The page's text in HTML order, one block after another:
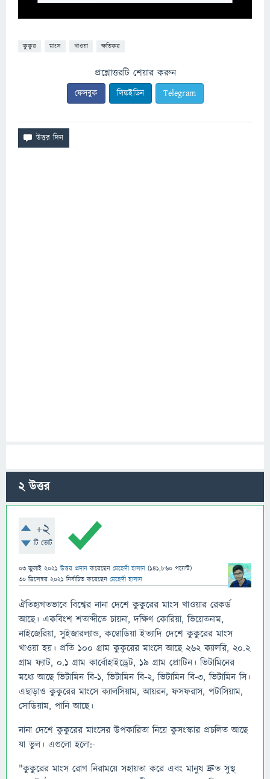
কুকুর মাংস খাওয়া ক্ষতিকর
প্রশ্নোত্তরটি শেয়ার করুন
ফেসবুক লিঙ্কইডিন Telegram
2উত্তর
+2
টি ভোট
03 জুলাই 2021 উত্তর প্রদান করেছেন মেহেদী হাসান (141,860 পয়েন্ট)
30 ডিসেম্বর 2021 নির্বাচিত করেছেন মেহেদী হাসান
ঐতিহ্যগতভাবে বিশ্বের নানা দেশে কুকুরের মাংস খাওয়ার রেকর্ড
আছে। একবিংশ শতাব্দীতে চায়না, দক্ষিণ কোরিয়া, ভিয়েতনাম,
নাইজেরিয়া, সুইজারল্যান্ড, কম্বোডিয়া ইত্যাদি দেশে কুকুরের মাংস
খাওয়া হয়। প্রতি ১০০ গ্রাম কুকুরের মাংসে আছে ২৬২ ক্যালরি, ২০.২
গ্রাম ফ্যাট, ০.১ গ্রাম কার্বোহাইড্রেট, ১৯ গ্রাম প্রোটিন। ভিটামিনের
মধ্যে আছে ভিটামিন বি-১, ভিটামিন বি-২, ভিটামিন বি-৩, ভিটামিন সি।
এছাড়াও কুকুরের মাংসে ক্যালসিয়াম, আয়রন, ফসফরাস, পটাসিয়াম,
সোডিয়াম, পানি আছে।
নানা দেশে কুকুরের মাংসের উপকারিতা নিয়ে কুসংস্কার প্রচলিত আছে
যা ভুল। এগুলো হলো:-
"কুকুরের মাংস রোগ নিরাময়ে সহায়তা করে এবং মানুষ দ্রুত সুস্থ